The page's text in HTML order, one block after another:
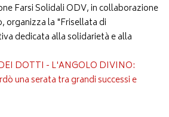
Farsi Solidali ODV, in collaborazione
organizza la "Frisellata di
dedicata alla solidarietà e alla
DOTTI - L'ANGOLO DIVINO:
una serata tra grandi successi e